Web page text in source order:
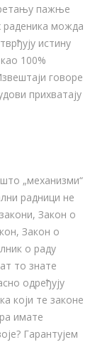
пажње
раденика можда
истину
100%
говоре
прихватају
„механизми“
радници не
Закон о
Закон о
о раду
то знате
одређују
који те законе
имате
Гарантујем